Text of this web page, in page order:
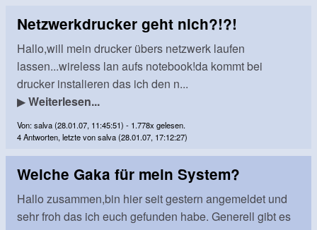
Netzwerkdrucker geht nich?!?!
Hallo,will mein drucker übers netzwerk laufen
lassen...wireless lan aufs notebook!da kommt bei
drucker instalieren das ich den n...
▶Weiterlesen...
Von: salva (28.01.07, 11:45:51) - 1.778x gelesen.
4 Antworten, letzte von salva (28.01.07, 17:12:27)
Welche Gaka für mein System?
Hallo zusammen,bin hier seit gestern angemeldet und
sehr froh das ich euch gefunden habe. Generell gibt es